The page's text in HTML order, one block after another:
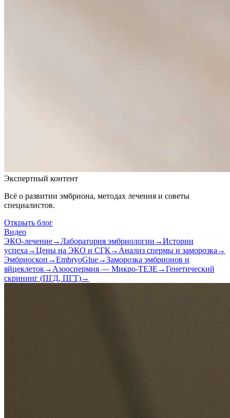
Экспертный контент
Всё о развитии эмбриона, методах лечения и советы
специалистов.
Открыть блог
Видео
ЭКО-лечение→Лаборатория эмбриологии →Истории
успеха →Цены на ЭКО и СГК→ Анализ спермы и заморозка →
Эмбриоскоп →EmbryoGlue→Заморозка эмбрионов и
яйцеклеток→ Азооспермия — Микро-ТЕЗЕ →Генетический
скрининг (ПГД, ПГТ)→